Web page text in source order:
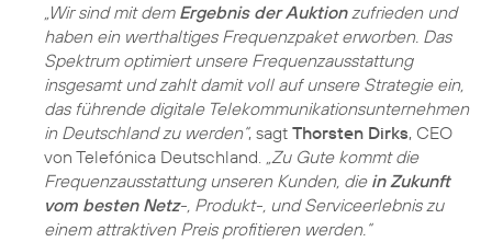
„Wir sind mit dem Ergebnis der Auktionzufrieden und
haben ein werthaltiges Frequenzpaket erworben. Das
Spektrum optimiert unsere Frequenzausstattung
insgesamt und zahlt damit voll auf unsere Strategie ein,
das führende digitale Telekommunikationsunternehmen
in Deutschland zu werden“, sagt Thorsten Dirks, CEO
von Telefónica Deutschland. „Zu Gute kommt die
Frequenzausstattung unseren Kunden, die in Zukunft
vom besten Netz-, Produkt-, und Serviceerlebnis zu
einem attraktiven Preis profitieren werden.“